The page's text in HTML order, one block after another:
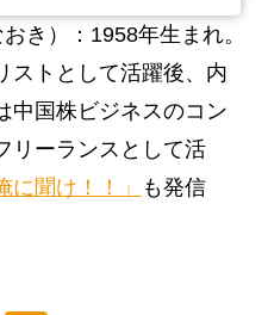
き）：1958年生まれ。
ストとして活躍後、内
中国株ビジネスのコン
リーランスとして活
聞け！！」
も発信